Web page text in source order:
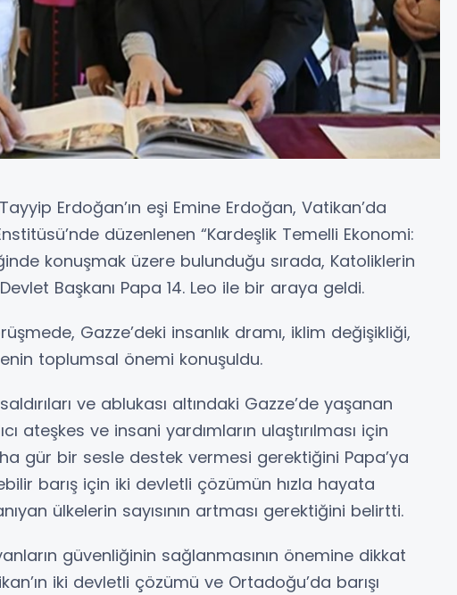
Erdoğan’ın eşi Emine Erdoğan, Vatikan’da
düzenlenen “Kardeşlik Temelli Ekonomi:
konuşmak üzere bulunduğu sırada, Katoliklerin
Başkanı Papa 14. Leo ile bir araya geldi.
Gazze’deki insanlık dramı, iklim değişikliği,
toplumsal önemi konuşuldu.
ve ablukası altındaki Gazze’de yaşanan
ateşkes ve insani yardımların ulaştırılması için
gür bir sesle destek vermesi gerektiğini Papa’ya
barış için iki devletli çözümün hızla hayata
ülkelerin sayısının artması gerektiğini belirtti.
güvenliğinin sağlanmasının önemine dikkat
iki devletli çözümü ve Ortadoğu’da barışı